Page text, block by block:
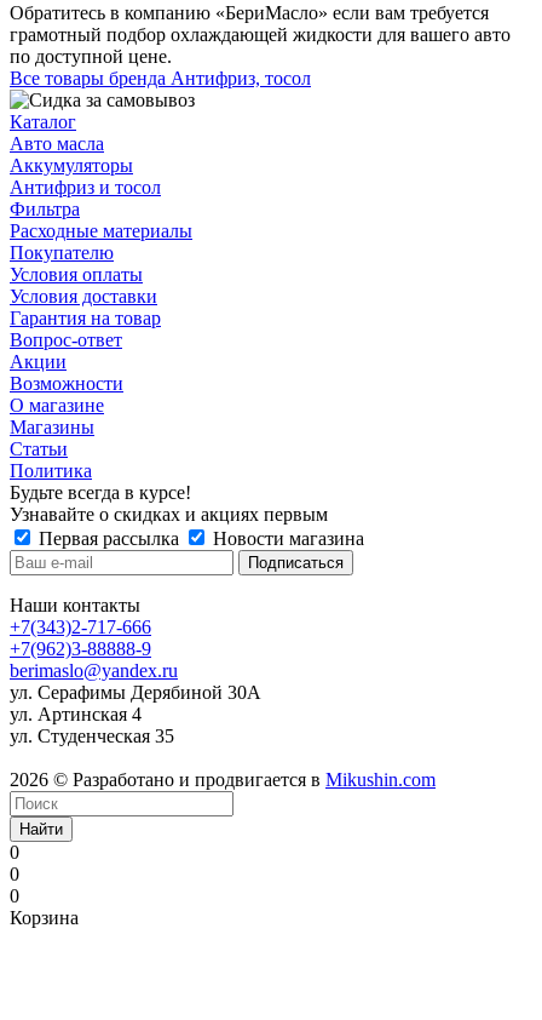
Обратитесь в компанию «БериМасло» если вам требуется
грамотный подбор охлаждающей жидкости для вашего авто
по доступной цене.
Все товары бренда Антифриз, тосол
Каталог
Авто масла
Аккумуляторы
Антифриз и тосол
Фильтра
Расходные материалы
Покупателю
Условия оплаты
Условия доставки
Гарантия на товар
Вопрос-ответ
Акции
Возможности
О магазине
Магазины
Статьи
Политика
Будьте всегда в курсе!
Узнавайте о скидках и акциях первым
Первая рассылка
Новости магазина
Наши контакты
+7(343)2-717-666
+7(962)3-88888-9
berimaslo@yandex.ru
ул. Серафимы Дерябиной 30А
ул. Артинская 4
ул. Студенческая 35
2026 © Разработано и продвигается в Mikushin.com
Найти
0
0
0
Корзина